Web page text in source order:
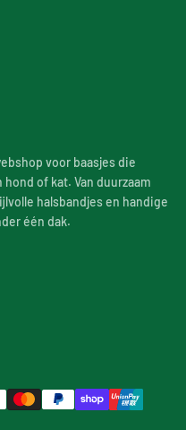
voor baasjes die
of kat. Van duurzaam
halsbandjes en handige
één dak.